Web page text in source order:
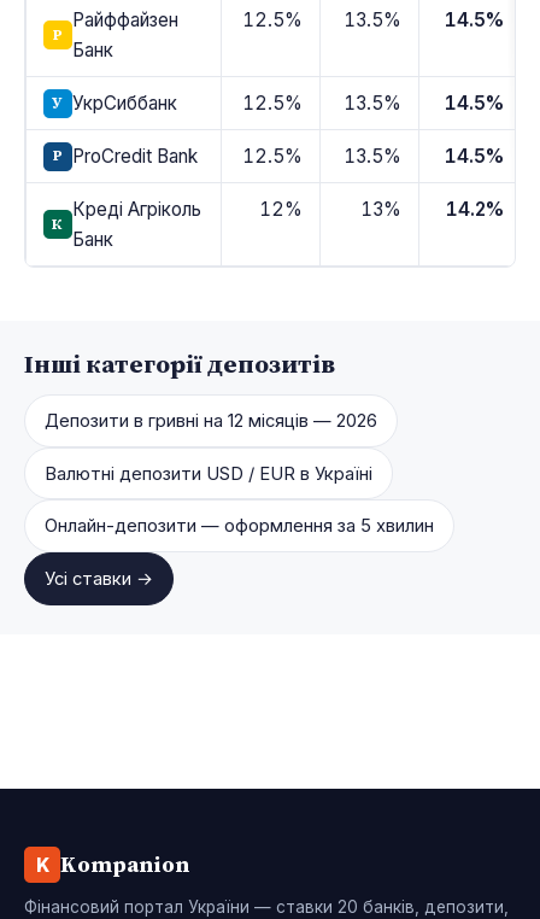
Р
Райффайзен
Банк
12.5% 13.5% 14.5%
У УкрСиббанк 12.5% 13.5% 14.5%
P ProCredit Bank 12.5% 13.5% 14.5%
К
Креді Агріколь
Банк
12% 13% 14.2%
Інші категорії депозитів
Депозити в гривні на 12 місяців — 2026
Валютні депозити USD / EUR в Україні
Онлайн-депозити — оформлення за 5 хвилин
Усі ставки →
K Kompanion
Фінансовий портал України — ставки 20 банків, депозити,